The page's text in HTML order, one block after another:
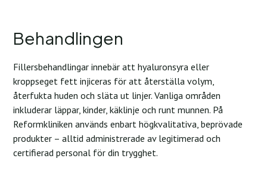
Behandlingen
Fillersbehandlingar innebär att hyaluronsyra eller
kroppseget fett injiceras för att återställa volym,
återfukta huden och släta ut linjer. Vanliga områden
inkluderar läppar, kinder, käklinje och runt munnen. På
Reformkliniken används enbart högkvalitativa, beprövade
produkter – alltid administrerade av legitimerad och
certifierad personal för din trygghet.